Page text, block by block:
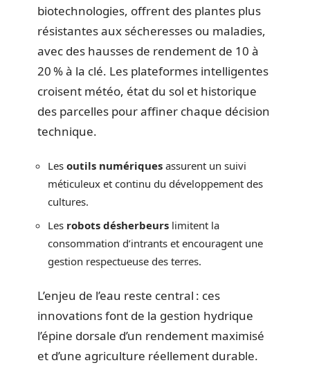
biotechnologies, offrent des plantes plus
résistantes aux sécheresses ou maladies,
avec des hausses de rendement de 10 à
20 % à la clé. Les plateformes intelligentes
croisent météo, état du sol et historique
des parcelles pour affiner chaque décision
technique.
Les outils numériques assurent un suivi
méticuleux et continu du développement des
cultures.
Les robots désherbeurs limitent la
consommation d’intrants et encouragent une
gestion respectueuse des terres.
L’enjeu de l’eau reste central : ces
innovations font de la gestion hydrique
l’épine dorsale d’un rendement maximisé
et d’une agriculture réellement durable.